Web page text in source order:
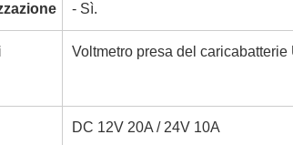
- Sì.
Voltmetro presa del caricabatterie
DC 12V 20A / 24V 10A